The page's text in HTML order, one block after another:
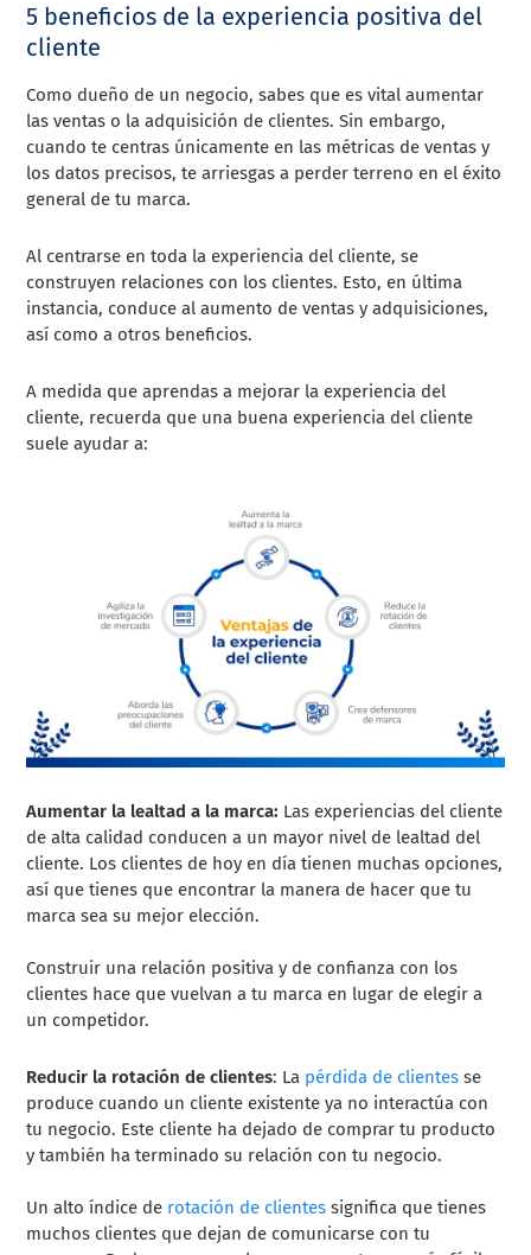
5 beneficios de la experiencia positiva del
cliente
Como dueño de un negocio, sabes que es vital aumentar
las ventas o la adquisición de clientes. Sin embargo,
cuando te centras únicamente en las métricas de ventas y
los datos precisos, te arriesgas a perder terreno en el éxito
general de tu marca.
Al centrarse en toda la experiencia del cliente, se
construyen relaciones con los clientes. Esto, en última
instancia, conduce al aumento de ventas y adquisiciones,
así como a otros beneficios.
A medida que aprendas a mejorar la experiencia del
cliente, recuerda que una buena experiencia del cliente
suele ayudar a:
Aumentar la lealtad a la marca: Las experiencias del cliente
de alta calidad conducen a un mayor nivel de lealtad del
cliente. Los clientes de hoy en día tienen muchas opciones,
así que tienes que encontrar la manera de hacer que tu
marca sea su mejor elección.
Construir una relación positiva y de confianza con los
clientes hace que vuelvan a tu marca en lugar de elegir a
un competidor.
Reducir la rotación de clientes: La pérdida de clientes se
produce cuando un cliente existente ya no interactúa con
tu negocio. Este cliente ha dejado de comprar tu producto
y también ha terminado su relación con tu negocio.
Un alto índice de rotación de clientes significa que tienes
muchos clientes que dejan de comunicarse con tu